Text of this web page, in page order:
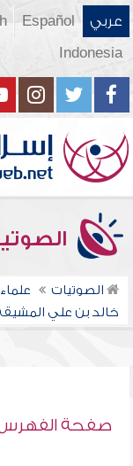
عربي Español
Indonesia
الصوتيات
خالد بن علي
صفحة